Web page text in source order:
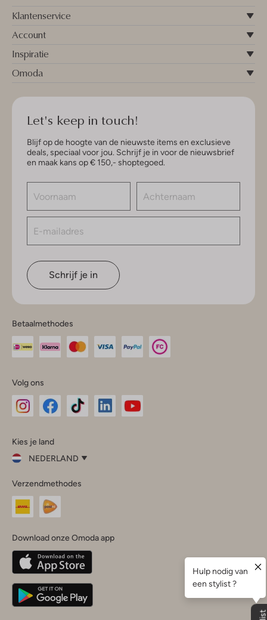
Klantenservice
Account
Inspiratie
Omoda
Let's keep in touch!
Blijf op de hoogte van de nieuwste items en exclusieve
deals, speciaal voor jou. Schrijf je in voor de nieuwsbrief
en maak kans op € 150,- shoptegoed.
Schrijf je in
Betaalmethodes
Volg ons
InstagramFacebook
Kies je land
NEDERLAND
je
land
Nederland
Belgique(Français)
Deutschland
Verzendmethodes
Download onze Omoda app